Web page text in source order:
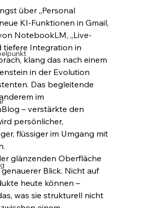
über „Personal
KI-Funktionen in Gmail,
NotebookLM, „Live-
tiefere Integration in
klang das nach einem
in der Evolution
Das begleitende
im
– verstärkte den
persönlicher,
flüssiger im Umgang mit
glänzenden Oberfläche
Blick. Nicht auf
heute können –
was sie strukturell nicht